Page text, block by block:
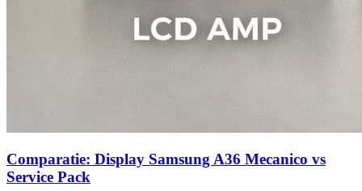
Comparatie: Display Samsung A36 Mecanico vs
Service Pack